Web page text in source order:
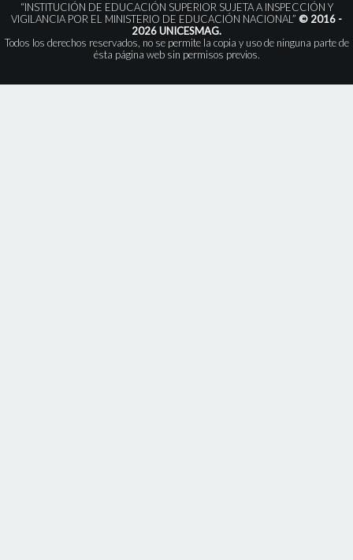
“INSTITUCIÓN DE EDUCACIÓN SUPERIOR SUJETA A INSPECCIÓN Y
VIGILANCIA POR EL MINISTERIO DE EDUCACIÓN NACIONAL” © 2016 -
2026 UNICESMAG.
Todos los derechos reservados, no se permite la copia y uso de ninguna parte de
ésta página web sin permisos previos.